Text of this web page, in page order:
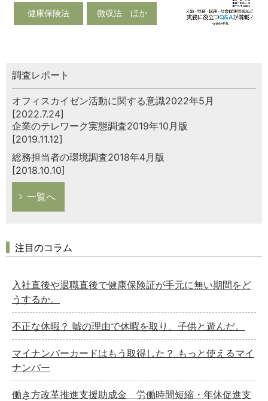
健康保険法 徴収法 ほか
調査レポート
オフィスカイゼン活動に関する意識2022年5月
[2022.7.24]
企業のテレワーク実態調査2019年10月版
[2019.11.12]
総務担当者の環境調査2018年4月版
[2018.10.10]
一覧へ
注目のコラム
入社直後や退職直後で健康保険証が手元に無い期間をど
うするか。
不正な休暇？ 嘘の理由で休暇を取り、子供と遊んだ。
マイナンバーカードはもう取得した？ もっと使えるマイ
ナンバー
働き方改革推進支援助成金 労働時間短縮・年休促進支